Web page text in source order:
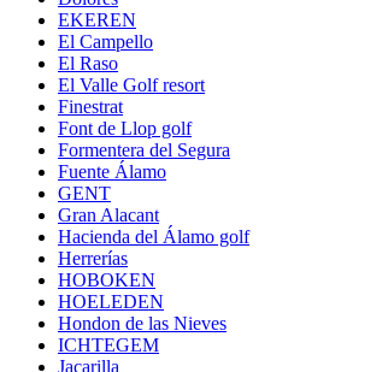
EKEREN
El Campello
El Raso
El Valle Golf resort
Finestrat
Font de Llop golf
Formentera del Segura
Fuente Álamo
GENT
Gran Alacant
Hacienda del Álamo golf
Herrerías
HOBOKEN
HOELEDEN
Hondon de las Nieves
ICHTEGEM
Jacarilla